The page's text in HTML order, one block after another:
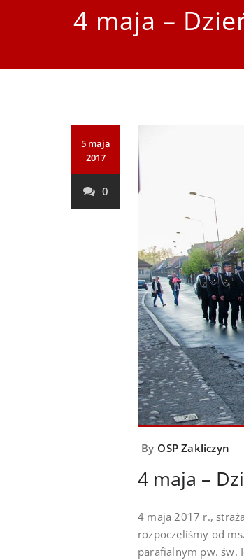
4 maja –
5 maja
2017
0
By OSP Zakliczyn
4 maja –
4 maja 2017 r.,
rozpoczęliśmy od
parafialnym pw. św.